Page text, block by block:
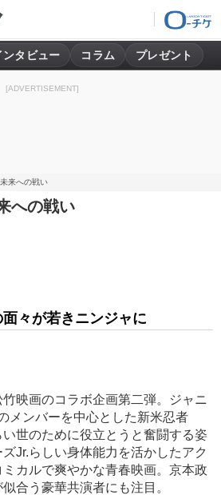
ンタビュー コラム プレゼント
[ADVERTISEMENT]
来への戦い
への戦い
々が若きニンジャに
映画のコラボ企画第二弾。ジャニ
メンバーを中心とした新米忍者
世のために役立とうと奮闘する姿
Jr.らしい身体能力を活かしたアク
カルで爽やかな青春映画。京本政
合う豪華共演者にも注目。